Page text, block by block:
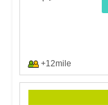
+12mile